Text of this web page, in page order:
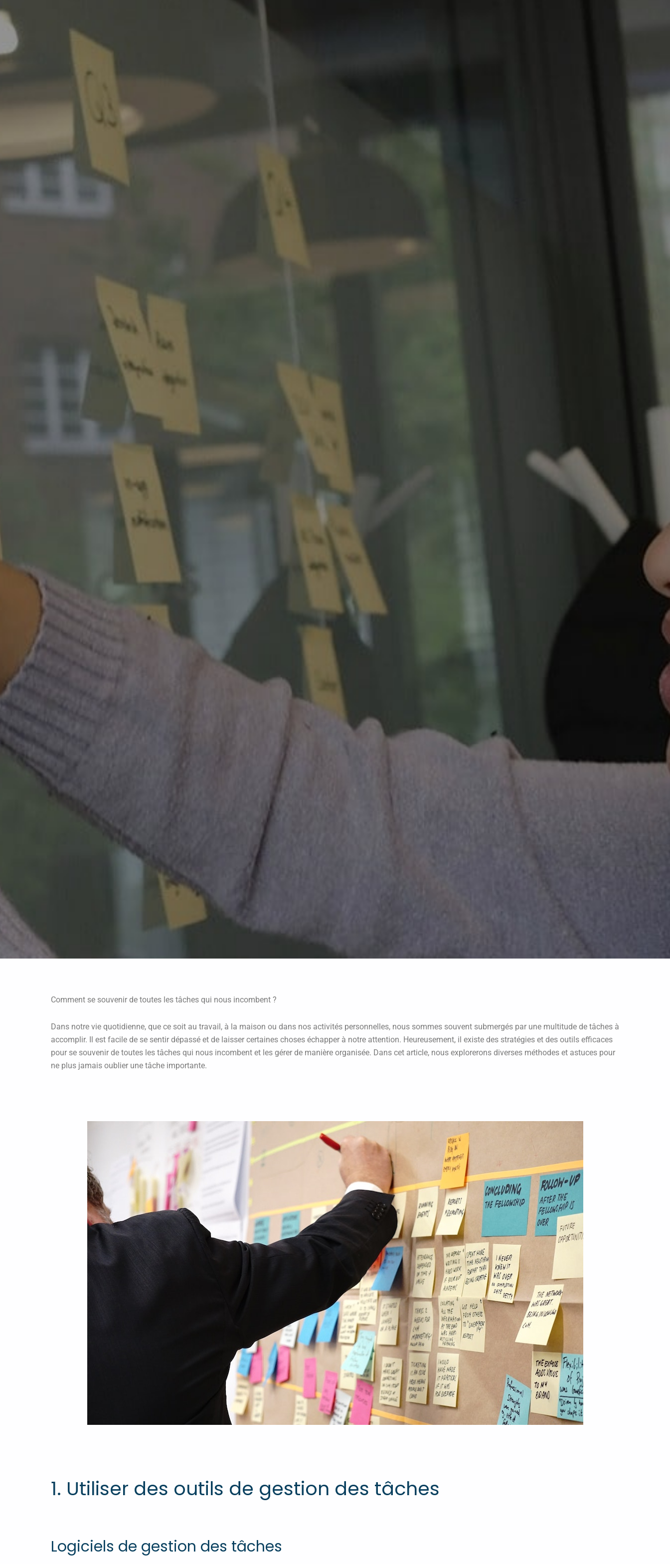
Comment se souvenir de toutes les tâches qui nous incombent ?
Dans notre vie quotidienne, que ce soit au travail, à la maison ou dans nos activités personnelles, nous sommes souvent submergés par une multitude de tâches à
accomplir. Il est facile de se sentir dépassé et de laisser certaines choses échapper à notre attention. Heureusement, il existe des stratégies et des outils efficaces
pour se souvenir de toutes les tâches qui nous incombent et les gérer de manière organisée. Dans cet article, nous explorerons diverses méthodes et astuces pour
ne plus jamais oublier une tâche importante.
1. Utiliser des outils de gestion des tâches
Logiciels de gestion des tâches